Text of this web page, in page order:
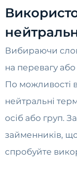
Вибираючи
на перевагу або
По можливості
нейтральні
осіб або груп.
займенників,
спробуйте